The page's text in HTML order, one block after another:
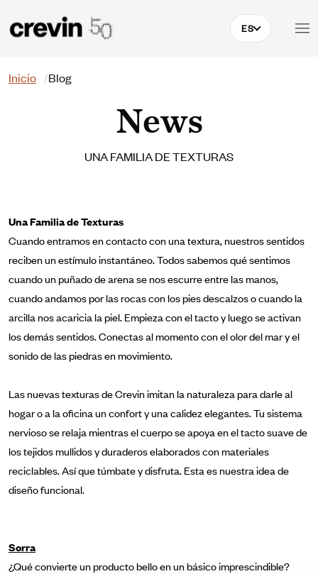
ES
Buscar
Inicio Blog
News
UNA FAMILIA DE TEXTURAS
Una Familia de Texturas
Cuando entramos en contacto con una textura, nuestros sentidos
reciben un estímulo instantáneo. Todos sabemos qué sentimos
cuando un puñado de arena se nos escurre entre las manos,
cuando andamos por las rocas con los pies descalzos o cuando la
arcilla nos acaricia la piel. Empieza con el tacto y luego se activan
los demás sentidos. Conectas al momento con el olor del mar y el
sonido de las piedras en movimiento.
Las nuevas texturas de Crevin imitan la naturaleza para darle al
hogar o a la oficina un confort y una calidez elegantes. Tu sistema
nervioso se relaja mientras el cuerpo se apoya en el tacto suave de
los tejidos mullidos y duraderos elaborados con materiales
reciclables. Así que túmbate y disfruta. Esta es nuestra idea de
diseño funcional.
Sorra
¿Qué convierte un producto bello en un básico imprescindible?